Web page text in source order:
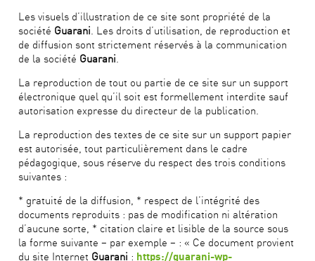
Les visuels d’illustration de ce site sont propriété de la
société Guarani. Les droits d’utilisation, de reproduction et
de diffusion sont strictement réservés à la communication
de la société Guarani.
La reproduction de tout ou partie de ce site sur un support
électronique quel qu’il soit est formellement interdite sauf
autorisation expresse du directeur de la publication.
La reproduction des textes de ce site sur un support papier
est autorisée, tout particulièrement dans le cadre
pédagogique, sous réserve du respect des trois conditions
suivantes :
* gratuité de la diffusion, * respect de l’intégrité des
documents reproduits : pas de modification ni altération
d’aucune sorte, * citation claire et lisible de la source sous
la forme suivante – par exemple – : « Ce document provient
du site Internet Guarani : https://guarani-wp-